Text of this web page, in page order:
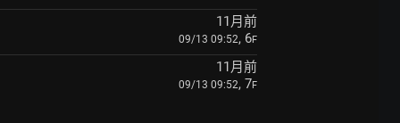
11月前
09/13 09:52, 6F
11月前
09/13 09:52, 7F